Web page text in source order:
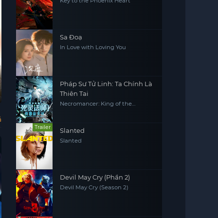
Vietsub - HD
Nhịp nhàng
Move
Vây Hãm: Kẻ
Trừng Phạt
The Roundup:
Punishment
Quốc Sắc Phương
Sa Đoạ
In Love with Loving You
Pháp Sư Tử Linh: Ta Chính Là
Thiên Tai
Necromancer: King of the
Trailer Slanted
Slanted
Devil May Cry (Phần 2)
Devil May Cry (Season 2)